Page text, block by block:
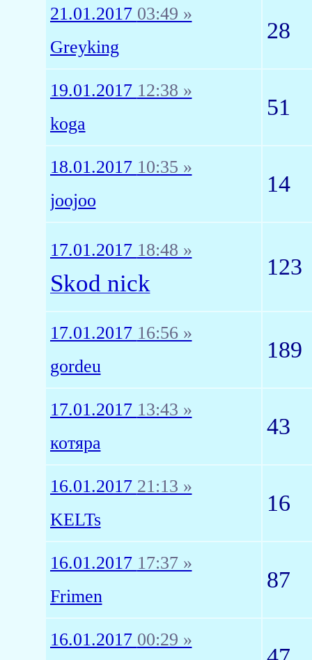
21.01.2017 03:49 »
Greyking
28
19.01.2017 12:38 »
koga
51
18.01.2017 10:35 »
joojoo
14
17.01.2017 18:48 »
Skod nick
123
17.01.2017 16:56 »
gordeu
189
17.01.2017 13:43 »
котяра
43
16.01.2017 21:13 »
KELTs
16
16.01.2017 17:37 »
Frimen
87
16.01.2017 00:29 »